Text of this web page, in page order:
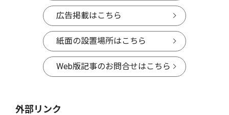
広告掲載はこちら
紙面の設置場所はこちら
Web版記事のお問合せはこちら
外部リンク